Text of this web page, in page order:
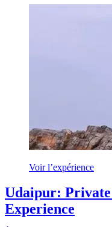
Voir l’expérience
Udaipur:
Experience